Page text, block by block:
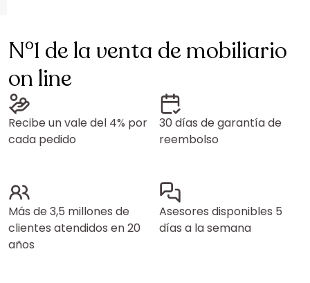
N°1 de la venta de mobiliario
on line
Recibe un vale del 4% por
cada pedido
30 días de garantía de
reembolso
Más de 3,5 millones de
clientes atendidos en 20
años
Asesores disponibles 5
días a la semana